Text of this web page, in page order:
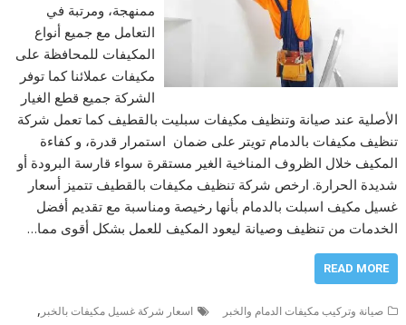
ممنهجة، ومرتبة في
التعامل مع جميع أنواع
المكيفات للمحافظة على
مكيفات عملائنا كما توفر
الشركة جميع قطع الغيار
الأصلية عند صيانة وتنظيف مكيفات سبليت بالقطيف كما تعمل شركة
تنظيف مكيفات بالدمام تويتر على ضمان استمرار قدرة، و كفاءة
المكيف خلال الظروف المناخية الغير مستقرة سواء قارسة البرودة أو
شديدة الحرارة. ارخص شركة تنظيف مكيفات بالقطيف تتميز أسعار
غسيل مكيف اسبلت بالدمام بأنها رخيصة ومناسبة مع تقديم أفضل
الخدمات من تنظيف وصيانة ليعود المكيف للعمل بشكل أقوى مما…
READ MORE
صيانة وتركيب مكيفات الدمام والخبر اسعار شركة غسيل مكيفات بالخبر ,